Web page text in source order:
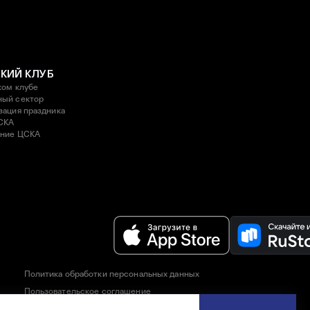
КЛУБ
клубе
сектор
праздника
ЦСКА
Политика обработки персональных данных
Пользовательское соглашение